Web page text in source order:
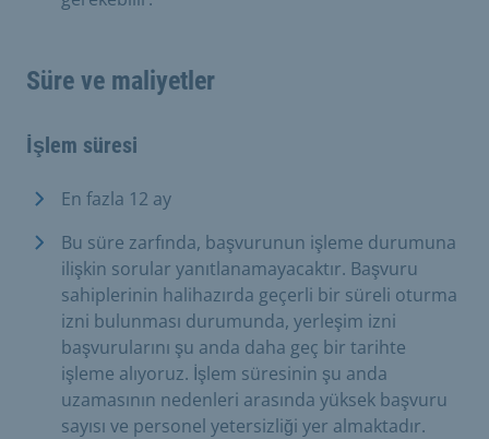
Süre ve maliyetler
İşlem süresi
En fazla 12 ay
Bu süre zarfında, başvurunun işleme durumuna
ilişkin sorular yanıtlanamayacaktır. Başvuru
sahiplerinin halihazırda geçerli bir süreli oturma
izni bulunması durumunda, yerleşim izni
başvurularını şu anda daha geç bir tarihte
işleme alıyoruz. İşlem süresinin şu anda
uzamasının nedenleri arasında yüksek başvuru
sayısı ve personel yetersizliği yer almaktadır.